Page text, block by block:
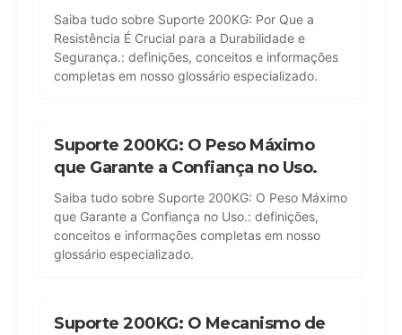
Saiba tudo sobre Suporte 200KG: Por Que a
Resistência É Crucial para a Durabilidade e
Segurança.: definições, conceitos e informações
completas em nosso glossário especializado.
Suporte 200KG: O Peso Máximo
que Garante a Confiança no Uso.
Saiba tudo sobre Suporte 200KG: O Peso Máximo
que Garante a Confiança no Uso.: definições,
conceitos e informações completas em nosso
glossário especializado.
Suporte 200KG: O Mecanismo de